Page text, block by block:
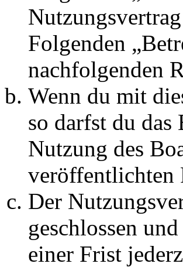
Folgenden
nachfolgenden
Wenn du mit
so darfst du
Nutzung des
veröffentlichten
Der
geschlossen
einer Frist